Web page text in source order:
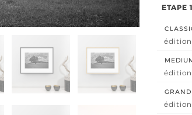
GRAND